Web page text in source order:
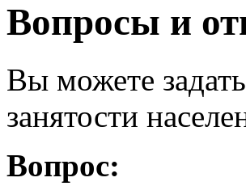
Вопросы и
Вы можете
занятости
Вопрос: